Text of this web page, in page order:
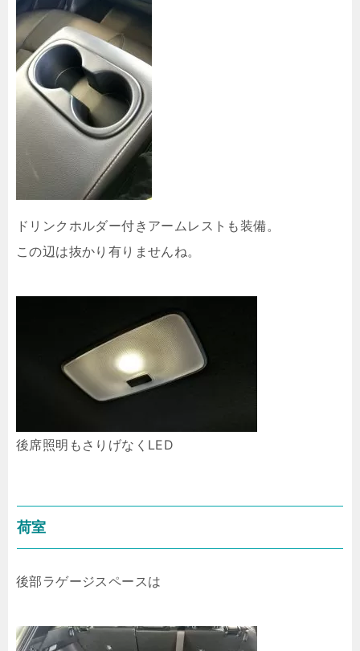
ドリンクホルダー付きアームレストも装備。
この辺は抜かり有りませんね。
後席照明もさりげなくLED
荷室
後部ラゲージスペースは